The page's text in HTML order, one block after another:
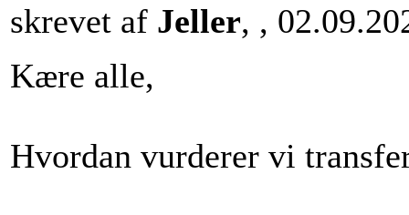
skrevet af Jeller, ,
Kære alle,
Hvordan vurderer vi